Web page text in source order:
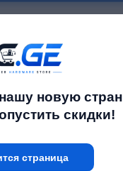
новую
скидки!
страница
Каталог